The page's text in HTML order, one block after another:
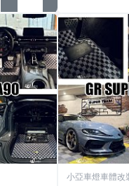
小亞車燈車體改